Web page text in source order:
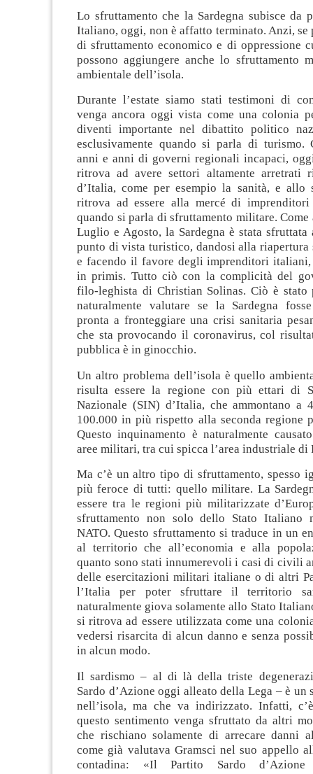
Lo sfruttamento che la Sardegna subisce da
Italiano, oggi, non è affatto terminato. Anzi, se
di sfruttamento economico e di oppressione
possono aggiungere anche lo sfruttamento
ambientale dell’isola.
Durante l’estate siamo stati testimoni di
venga ancora oggi vista come una colonia
diventi importante nel dibattito politico
esclusivamente quando si parla di turismo.
anni e anni di governi regionali incapaci,
ritrova ad avere settori altamente arretrati
d’Italia, come per esempio la sanità, e allo
ritrova ad essere alla mercé di
quando si parla di sfruttamento militare. Come
Luglio e Agosto, la Sardegna è stata sfruttata
punto di vista turistico, dandosi alla riapertura
e facendo il favore degli imprenditori
in primis. Tutto ciò con la complicità del
filo-leghista di Christian Solinas. Ciò è stato
naturalmente valutare se la Sardegna
pronta a fronteggiare una crisi sanitaria
che sta provocando il coronavirus, col
pubblica è in ginocchio.
Un altro problema dell’isola è quello
risulta essere la regione con più ettari di
Nazionale (SIN) d’Italia, che ammontano a
100.000 in più rispetto alla seconda regione
Questo inquinamento è naturalmente
aree militari, tra cui spicca l’area industriale di
Ma c’è un altro tipo di sfruttamento, spesso
più feroce di tutti: quello militare. La
essere tra le regioni più militarizzate
sfruttamento non solo dello Stato Italiano
NATO. Questo sfruttamento si traduce in un
al territorio che all’economia e alla
quanto sono stati innumerevoli i casi di civili
delle esercitazioni militari italiane o di altri
l’Italia per poter sfruttare il territorio
naturalmente giova solamente allo Stato
si ritrova ad essere utilizzata come una
vedersi risarcita di alcun danno e senza
in alcun modo.
Il sardismo – al di là della triste
Sardo d’Azione oggi alleato della Lega – è un
nell’isola, ma che va indirizzato. Infatti,
questo sentimento venga sfruttato da altri
che rischiano solamente di arrecare danni
come già valutava Gramsci nel suo appello
contadina: «Il Partito Sardo d’Azione